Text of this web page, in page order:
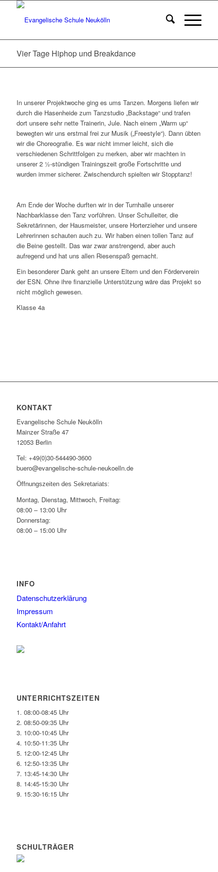
Vier Tage Hiphop und Breakdance
In unserer Projektwoche ging es ums Tanzen. Morgens liefen wir
durch die Hasenheide zum Tanzstudio „Backstage“ und trafen
dort unsere sehr nette Trainerin, Jule. Nach einem „Warm up“
bewegten wir uns erstmal frei zur Musik („Freestyle“). Dann übten
wir die Choreografie. Es war nicht immer leicht, sich die
verschiedenen Schrittfolgen zu merken, aber wir machten in
unserer 2 ½-stündigen Trainingszeit große Fortschritte und
wurden immer sicherer. Zwischendurch spielten wir Stopptanz!
Am Ende der Woche durften wir in der Turnhalle unserer
Nachbarklasse den Tanz vorführen. Unser Schulleiter, die
Sekretärinnen, der Hausmeister, unsere Horterzieher und unsere
Lehrerinnen schauten auch zu. Wir haben einen tollen Tanz auf
die Beine gestellt. Das war zwar anstrengend, aber auch
aufregend und hat uns allen Riesenspaß gemacht.
Ein besonderer Dank geht an unsere Eltern und den Förderverein
der ESN. Ohne ihre finanzielle Unterstützung wäre das Projekt so
nicht möglich gewesen.
Klasse 4a
KONTAKT
Evangelische Schule Neukölln
Mainzer Straße 47
12053 Berlin
Tel: +49(0)30-544490-3600
buero@evangelische-schule-neukoelln.de
Öffnungszeiten des Sekretariats:
Montag, Dienstag, Mittwoch, Freitag:
08:00 – 13:00 Uhr
Donnerstag:
08:00 – 15:00 Uhr
INFO
Datenschutzerklärung
Impressum
Kontakt/Anfahrt
UNTERRICHTSZEITEN
1. 08:00-08:45 Uhr
2. 08:50-09:35 Uhr
3. 10:00-10:45 Uhr
4. 10:50-11:35 Uhr
5. 12:00-12:45 Uhr
6. 12:50-13:35 Uhr
7. 13:45-14:30 Uhr
8. 14:45-15:30 Uhr
9. 15:30-16:15 Uhr
SCHULTRÄGER